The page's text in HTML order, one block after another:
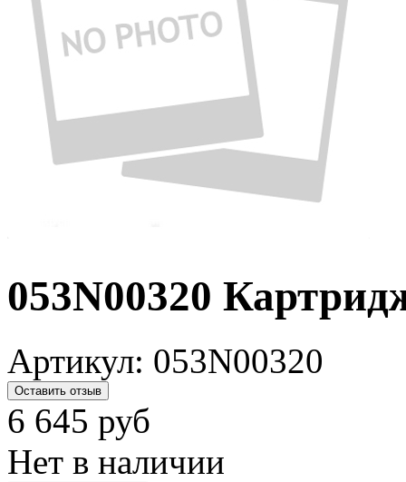
053N00320
Артикул: 053N00320
Оставить отзыв
6 645 руб
Нет в наличии